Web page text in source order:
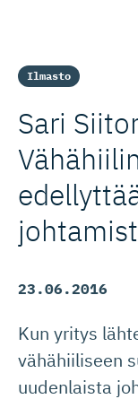
Ilmasto
Sari
23.06.2016
Kun yritys
vähähiiliseen
uudenlaista